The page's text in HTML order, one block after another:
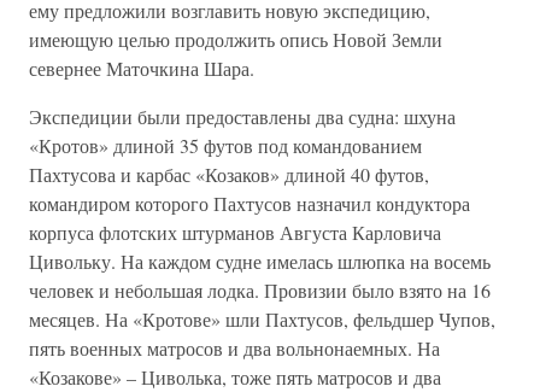
ему предложили возглавить новую экспедицию,
имеющую целью продолжить опись Новой Земли
севернее Маточкина Шара.
Экспедиции были предоставлены два судна: шхуна
«Кротов» длиной 35 футов под командованием
Пахтусова и карбас «Козаков» длиной 40 футов,
командиром которого Пахтусов назначил кондуктора
корпуса флотских штурманов Августа Карловича
Цивольку. На каждом судне имелась шлюпка на восемь
человек и небольшая лодка. Провизии было взято на 16
месяцев. На «Кротове» шли Пахтусов, фельдшер Чупов,
пять военных матросов и два вольнонаемных. На
«Козакове» – Циволька, тоже пять матросов и два